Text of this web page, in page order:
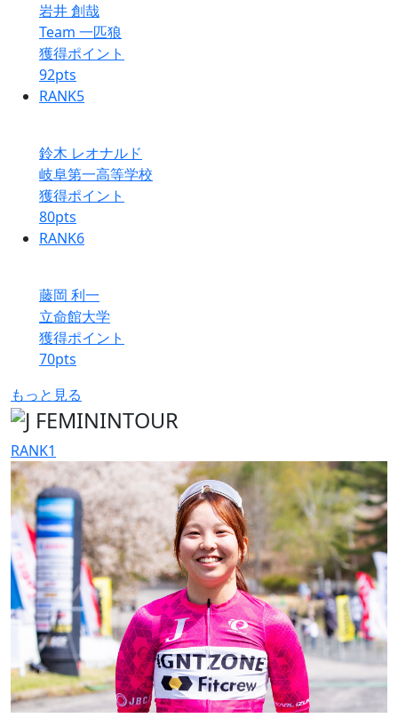
岩井 創哉
Team 一匹狼
獲得ポイント
92pts
RANK5
鈴木 レオナルド
岐阜第一高等学校
獲得ポイント
80pts
RANK6
藤岡 利一
立命館大学
獲得ポイント
70pts
もっと見る
RANK1